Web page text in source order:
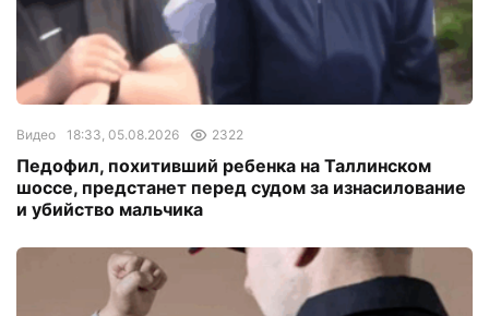
Видео 18:33, 05.08.2026 2322
Педофил, похитивший ребенка на Таллинском
шоссе, предстанет перед судом за изнасилование
и убийство мальчика